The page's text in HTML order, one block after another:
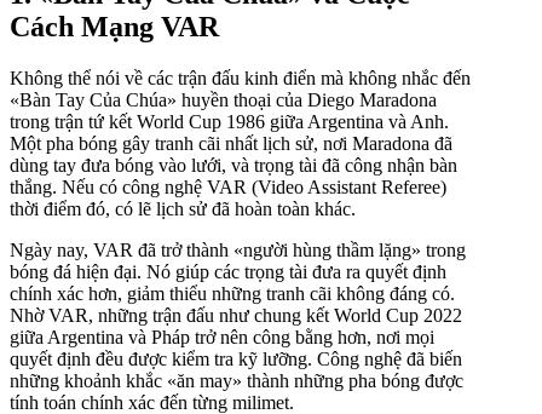
Cách Mạng VAR
Không thể nói về các trận đấu kinh điển mà không nhắc đến
«Bàn Tay Của Chúa» huyền thoại của Diego Maradona
trong trận tứ kết World Cup 1986 giữa Argentina và Anh.
Một pha bóng gây tranh cãi nhất lịch sử, nơi Maradona đã
dùng tay đưa bóng vào lưới, và trọng tài đã công nhận bàn
thắng. Nếu có công nghệ VAR (Video Assistant Referee)
thời điểm đó, có lẽ lịch sử đã hoàn toàn khác.
Ngày nay, VAR đã trở thành «người hùng thầm lặng» trong
bóng đá hiện đại. Nó giúp các trọng tài đưa ra quyết định
chính xác hơn, giảm thiểu những tranh cãi không đáng có.
Nhờ VAR, những trận đấu như chung kết World Cup 2022
giữa Argentina và Pháp trở nên công bằng hơn, nơi mọi
quyết định đều được kiểm tra kỹ lưỡng. Công nghệ đã biến
những khoảnh khắc «ăn may» thành những pha bóng được
tính toán chính xác đến từng milimet.